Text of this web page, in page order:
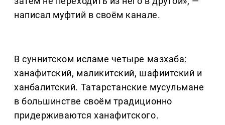
написал муфтий в своём канале.
В суннитском исламе четыре мазхаба:
ханафитский, маликитский, шафиитский и
ханбалитский. Татарстанские мусульмане
в большинстве своём традиционно
придерживаются ханафитского.